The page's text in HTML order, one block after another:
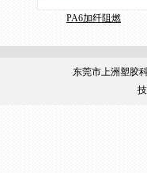
PA6加纤阻燃
东莞市上洲塑胶